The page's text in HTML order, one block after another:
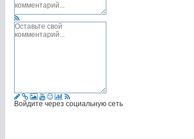
Войдите через социальную сеть